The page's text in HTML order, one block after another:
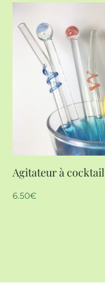
Agitateur à cocktail
6.50€